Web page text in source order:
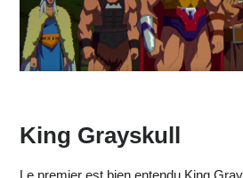
King Grayskull
Le premier est bien entendu King